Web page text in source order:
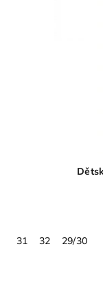
31 32 29/30